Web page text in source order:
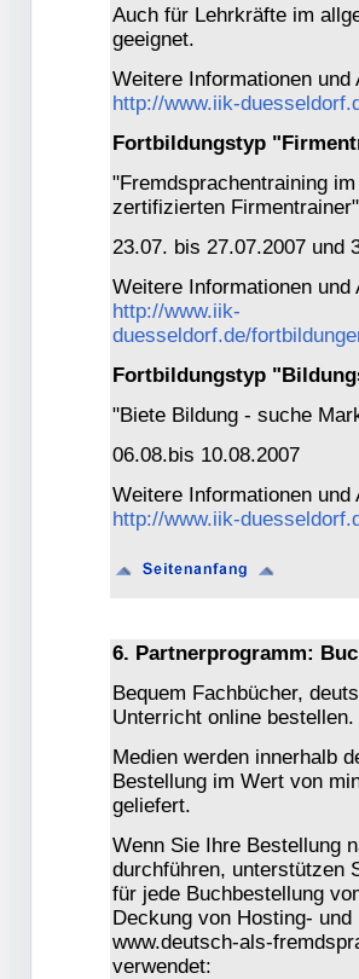
Auch für Lehrkräfte im
geeignet.
Weitere Informationen und
http://www.iik-
Fortbildungstyp
"Fremdsprachentraining
zertifizierten Firmentrainer"
23.07. bis 27.07.2007 und
Weitere Informationen und
http://www.iik-
duesseldorf.de/
Fortbildungstyp
"Biete Bildung - suche
06.08.bis 10.08.2007
Weitere Informationen und
http://www.iik-
6. Partnerprogramm:
Bequem Fachbücher,
Unterricht online bestellen.
Medien werden innerhalb
Bestellung im Wert von
geliefert.
Wenn Sie Ihre Bestellung
durchführen, unterstützen
für jede Buchbestellung
Deckung von Hosting-
www.deutsch-als-
verwendet: